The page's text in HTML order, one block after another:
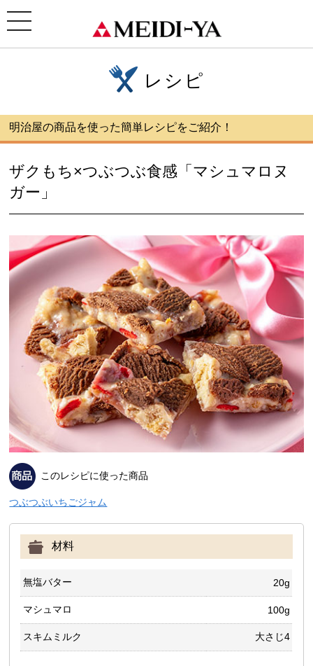
toggle
navigation
レシピ
明治屋の商品を使った簡単レシピをご紹介！
ザクもち×つぶつぶ食感「マシュマロヌ
ガー」
このレシピに使った商品
つぶつぶいちごジャム
材料
無塩バター 20g
マシュマロ 100g
スキムミルク 大さじ4